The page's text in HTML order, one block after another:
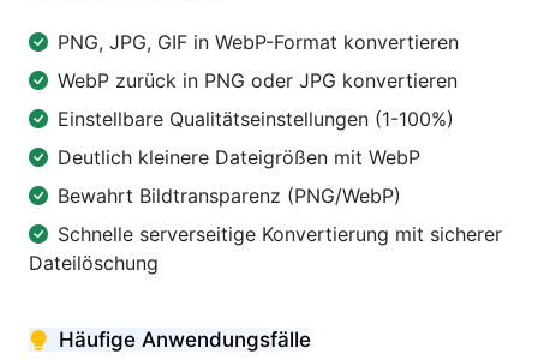
PNG, JPG, GIF in WebP-Format konvertieren
WebP zurück in PNG oder JPG konvertieren
Einstellbare Qualitätseinstellungen (1-100%)
Deutlich kleinere Dateigrößen mit WebP
Bewahrt Bildtransparenz (PNG/WebP)
Schnelle serverseitige Konvertierung mit sicherer
Dateilöschung
Häufige Anwendungsfälle